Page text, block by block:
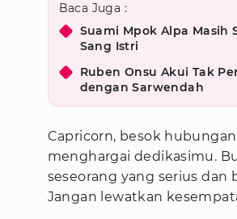
Baca Juga :
Suami Mpok Alpa Masih
Sang Istri
Ruben Onsu Akui Tak
dengan Sarwendah
Capricorn, besok
menghargai dedikasimu.
seseorang yang serius
Jangan lewatkan